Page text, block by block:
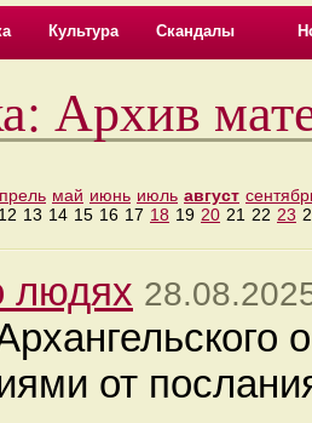
Культура Скандалы
Архив
май июнь июль август
12 13 14 15 16 17 18 19 20 21 22 23
людях
от